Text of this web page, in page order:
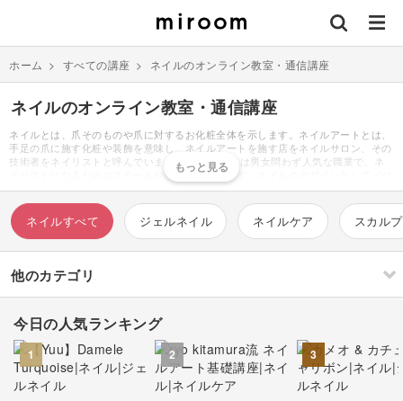
ホーム > すべての講座 > ネイルのオンライン教室・通信講座
ネイルのオンライン教室・通信講座
ネイルとは、爪そのものや爪に対するお化粧全体を示します。ネイルアートとは、
手足の爪に施す化粧や装飾を意味し、ネイルアートを施す店をネイルサロン、その
技術者をネイリストと呼んでいます。 ネイリストは男女問わず人気な職業で、ネ
イリストになるためのスクールや検定が存在します。ネイルのデザインとしてメジ
ャーなものはグラデーションやフレンチ、マーブルなどです。近年の流行りとして
は、独特なキラキラ感やラメ感のあるマグネットネイルやミラーネイルがありま
す。ネイルのデザインは、シンプルなワンカラーから繊細なイラストを描いたもの
など無数に存在しています。ネイルに使うデコパーツとしてはストーンやシールが
あり、各ネイルブランドがトレンドやテイスト別に多様なデコパーツを販売してい
ます。爪の形にもラウンドやスクエアなどいくつか種類があり、形によって爪の印
象を変えることができます。デザインはシーンによって決めるケースが多く、デス
クワークをしている方には目立ちすぎないピンクベージュやグレーのカラー、デコ
パーツとしては小さなお花や小粒のストーンが好まれる傾向にあります。またシー
人気です。
ネイルすべて ジェルネイル ネイルケア スカル
他のカテゴリ
刺繍
すべて
すべて
ソーイング イラスト・絵画
今日の人気ランキング
1 2 3